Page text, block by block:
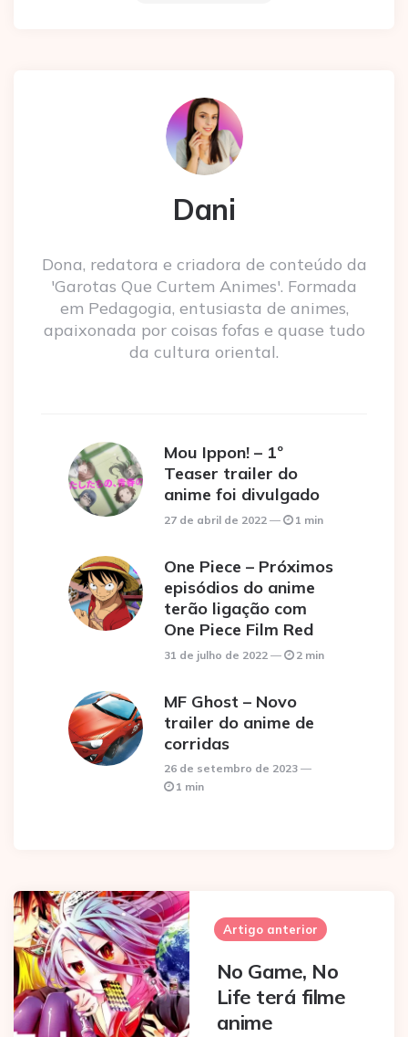
Dani
Dona, redatora e criadora de conteúdo da
'Garotas Que Curtem Animes'. Formada
em Pedagogia, entusiasta de animes,
apaixonada por coisas fofas e quase tudo
da cultura oriental.
Mou Ippon! – 1º
Teaser trailer do
anime foi divulgado
27 de abril de 2022 1 min
One Piece – Próximos
episódios do anime
terão ligação com
One Piece Film Red
31 de julho de 2022 2 min
MF Ghost – Novo
trailer do anime de
corridas
26 de setembro de 2023
1 min
Post
navigation
Artigo anterior
No Game, No
Life terá filme
anime